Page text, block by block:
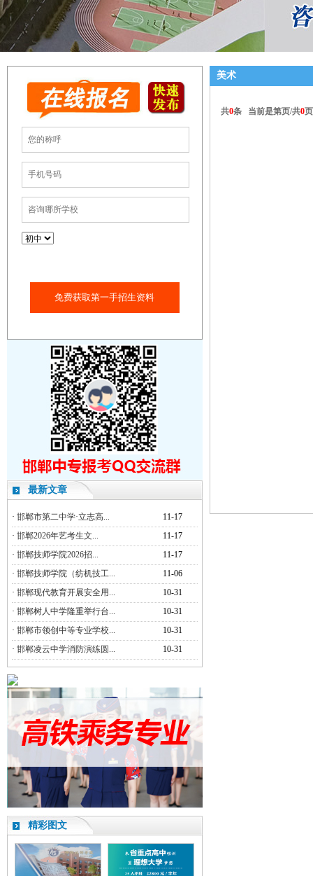
免费获取第一手招生资料
最新文章
· 邯郸市第二中学·立志高...
11-17
· 邯郸2026年艺考生文...
11-17
· 邯郸技师学院2026招...
11-17
· 邯郸技师学院（纺机技工...
11-06
· 邯郸现代教育开展安全用...
10-31
· 邯郸树人中学隆重举行台...
10-31
· 邯郸市领创中等专业学校...
10-31
· 邯郸凌云中学消防演练圆... 10-31
精彩图文
美术
共0条 当前是第页/共0页